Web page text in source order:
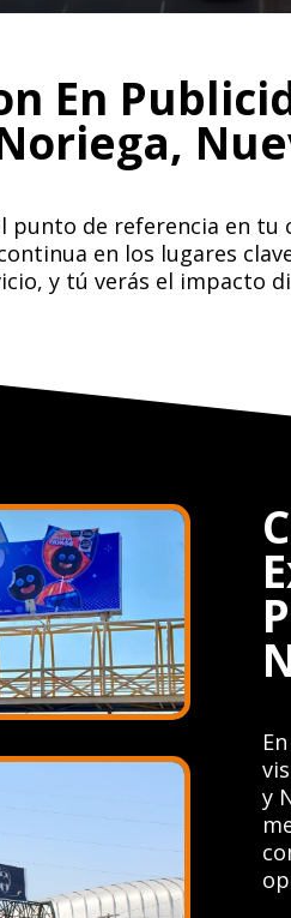
En
de referencia en tu
en los lugares
y tú verás el impacto
y